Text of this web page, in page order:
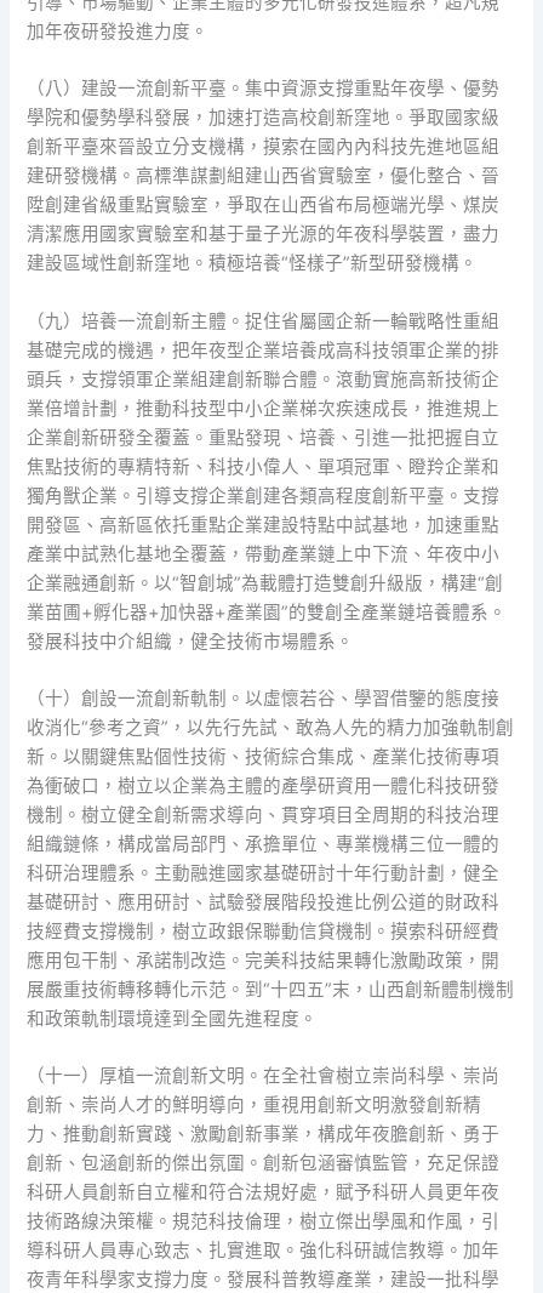
加年夜研發投進力度。
（八）建設一流創新平臺。集中資源支撐重點年夜學、優勢
學院和優勢學科發展，加速打造高校創新窪地。爭取國家級
創新平臺來晉設立分支機構，摸索在國內內科技先進地區組
建研發機構。高標準謀劃組建山西省實驗室，優化整合、晉
陞創建省級重點實驗室，爭取在山西省布局極端光學、煤炭
清潔應用國家實驗室和基于量子光源的年夜科學裝置，盡力
建設區域性創新窪地。積極培養“怪樣子”新型研發機構。
（九）培養一流創新主體。捉住省屬國企新一輪戰略性重組
基礎完成的機遇，把年夜型企業培養成高科技領軍企業的排
頭兵，支撐領軍企業組建創新聯合體。滾動實施高新技術企
業倍增計劃，推動科技型中小企業梯次疾速成長，推進規上
企業創新研發全覆蓋。重點發現、培養、引進一批把握自立
焦點技術的專精特新、科技小偉人、單項冠軍、瞪羚企業和
獨角獸企業。引導支撐企業創建各類高程度創新平臺。支撐
開發區、高新區依托重點企業建設特點中試基地，加速重點
產業中試熟化基地全覆蓋，帶動產業鏈上中下流、年夜中小
企業融通創新。以“智創城”為載體打造雙創升級版，構建“創
業苗圃+孵化器+加快器+產業園”的雙創全產業鏈培養體系。
發展科技中介組織，健全技術市場體系。
（十）創設一流創新軌制。以虛懷若谷、學習借鑒的態度接
收消化“參考之資”，以先行先試、敢為人先的精力加強軌制創
新。以關鍵焦點個性技術、技術綜合集成、產業化技術專項
為衝破口，樹立以企業為主體的產學研資用一體化科技研發
機制。樹立健全創新需求導向、貫穿項目全周期的科技治理
組織鏈條，構成當局部門、承擔單位、專業機構三位一體的
科研治理體系。主動融進國家基礎研討十年行動計劃，健全
基礎研討、應用研討、試驗發展階段投進比例公道的財政科
技經費支撐機制，樹立政銀保聯動信貸機制。摸索科研經費
應用包干制、承諾制改造。完美科技結果轉化激勵政策，開
展嚴重技術轉移轉化示范。到“十四五”末，山西創新體制機制
和政策軌制環境達到全國先進程度。
（十一）厚植一流創新文明。在全社會樹立崇尚科學、崇尚
創新、崇尚人才的鮮明導向，重視用創新文明激發創新精
力、推動創新實踐、激勵創新事業，構成年夜膽創新、勇于
創新、包涵創新的傑出氛圍。創新包涵審慎監管，充足保證
科研人員創新自立權和符合法規好處，賦予科研人員更年夜
技術路線決策權。規范科技倫理，樹立傑出學風和作風，引
導科研人員專心致志、扎實進取。強化科研誠信教導。加年
夜青年科學家支撐力度。發展科普教導產業，建設一批科學